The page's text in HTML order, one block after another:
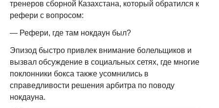
тренеров сборной Казахстана, который обратился к
рефери с вопросом:
— Рефери, где там нокдаун был?
Эпизод быстро привлек внимание болельщиков и
вызвал обсуждение в социальных сетях, где многие
поклонники бокса также усомнились в
справедливости решения арбитра по поводу
нокдауна.